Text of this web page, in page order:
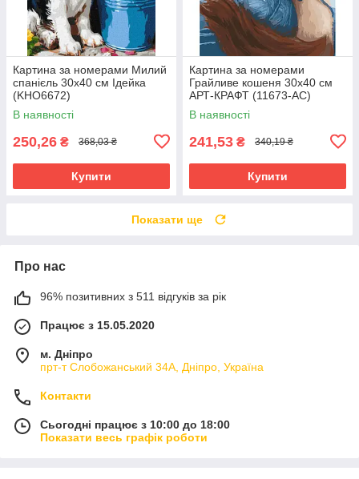
Картина за номерами Милий
спанієль 30х40 см Ідейка
(KHO6672)
В наявності
250,26 ₴ 368,03 ₴
Купити
Картина за номерами
Грайливе кошеня 30х40 см
АРТ-КРАФТ (11673-AC)
В наявності
241,53 ₴ 340,19 ₴
Купити
Показати ще
Про нас
96% позитивних з 511 відгуків за рік
Працює з 15.05.2020
м. Дніпро
прт-т Слобожанський 34А, Дніпро, Україна
Контакти
Сьогодні працює з 10:00 до 18:00
Показати весь графік роботи